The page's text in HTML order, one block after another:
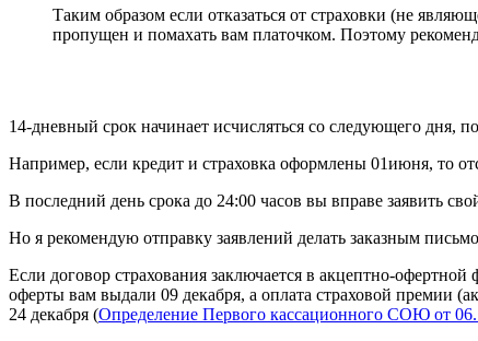
Таким образом если отказаться от страховки (не
пропущен и помахать вам платочком. Поэтому
14-дневный срок начинает исчисляться со следующего дня,
Например, если кредит и страховка оформлены 01июня, то
В последний день срока до 24:00 часов вы вправе заявить
Но я рекомендую отправку заявлений делать заказным
Если договор страхования заключается в акцептно-
оферты вам выдали 09 декабря, а оплата страховой премии
24 декабря (Определение Первого кассационного СОЮ от